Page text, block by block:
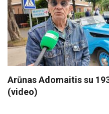
Arūnas Adomaitis su
(video)